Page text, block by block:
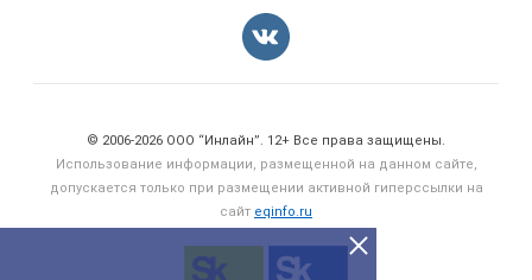
© 2006‑2026 ООО “Инлайн”. 12+ Все права защищены.
Использование информации, размещенной на данном сайте,
допускается только при размещении активной гиперссылки на
сайт eqinfo.ru